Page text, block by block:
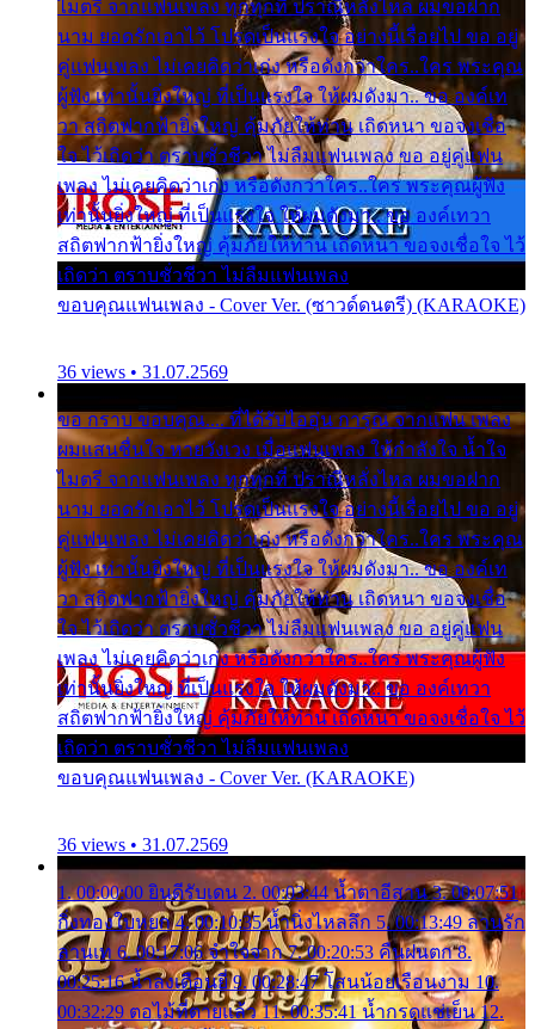
ไมตรี จากแฟนเพลง ทุกทุกที่ ปราณีหลั่งไหล ผมขอฝาก
นาม ยอดรักเอาไว้ โปรดเป็นแรงใจ อย่างนี้เรื่อยไป ขอ อยู่
คู่แฟนเพลง ไม่เคยคิดว่าเก่ง หรือดังกว่าใคร..ใคร พระคุณ
ผู้ฟัง เท่านั้นยิ่งใหญ่ ที่เป็นแรงใจ ให้ผมดังมา.. ขอ องค์เท
วา สถิตฟากฟ้ายิ่งใหญ่ คุ้มภัยให้ท่าน เถิดหนา ขอจงเชื่อ
ใจ ไว้เถิดว่า ตราบชั่วชีวา ไม่ลืมแฟนเพลง ขอ อยู่คู่แฟน
เพลง ไม่เคยคิดว่าเก่ง หรือดังกว่าใคร..ใคร พระคุณผู้ฟัง
เท่านั้นยิ่งใหญ่ ที่เป็นแรงใจ ให้ผมดังมา.. ขอ องค์เทวา
สถิตฟากฟ้ายิ่งใหญ่ คุ้มภัยให้ท่าน เถิดหนา ขอจงเชื่อใจ ไว้
เถิดว่า ตราบชั่วชีวา ไม่ลืมแฟนเพลง
ขอบคุณแฟนเพลง - Cover Ver. (ซาวด์ดนตรี) (KARAOKE)
36 views • 31.07.2569
ขอ กราบ ขอบคุณ.... ที่ได้รับไออุ่น การุณ จากแฟน เพลง
ผมแสนชื่นใจ หายวังเวง เมื่อแฟนเพลง ให้กำลังใจ น้ำใจ
ไมตรี จากแฟนเพลง ทุกทุกที่ ปราณีหลั่งไหล ผมขอฝาก
นาม ยอดรักเอาไว้ โปรดเป็นแรงใจ อย่างนี้เรื่อยไป ขอ อยู่
คู่แฟนเพลง ไม่เคยคิดว่าเก่ง หรือดังกว่าใคร..ใคร พระคุณ
ผู้ฟัง เท่านั้นยิ่งใหญ่ ที่เป็นแรงใจ ให้ผมดังมา.. ขอ องค์เท
วา สถิตฟากฟ้ายิ่งใหญ่ คุ้มภัยให้ท่าน เถิดหนา ขอจงเชื่อ
ใจ ไว้เถิดว่า ตราบชั่วชีวา ไม่ลืมแฟนเพลง ขอ อยู่คู่แฟน
เพลง ไม่เคยคิดว่าเก่ง หรือดังกว่าใคร..ใคร พระคุณผู้ฟัง
เท่านั้นยิ่งใหญ่ ที่เป็นแรงใจ ให้ผมดังมา.. ขอ องค์เทวา
สถิตฟากฟ้ายิ่งใหญ่ คุ้มภัยให้ท่าน เถิดหนา ขอจงเชื่อใจ ไว้
เถิดว่า ตราบชั่วชีวา ไม่ลืมแฟนเพลง
ขอบคุณแฟนเพลง - Cover Ver. (KARAOKE)
36 views • 31.07.2569
1. 00:00:00 ยินดีรับเดน 2. 00:03:44 น้ำตาอีสาน 3. 00:07:51
กิ่งทองใบหยก 4. 00:10:35 น้ำนิ่งไหลลึก 5. 00:13:49 ลานรัก
ลานเท 6. 00:17:06 จำใจจาก 7. 00:20:53 คืนฝนตก 8.
00:25:16 น้ำลงเดือนยี่ 9. 00:28:47 โสนน้อยเรือนงาม 10.
00:32:29 ตอไม้ที่ตายแล้ว 11. 00:35:41 น้ำกรดแช่เย็น 12.